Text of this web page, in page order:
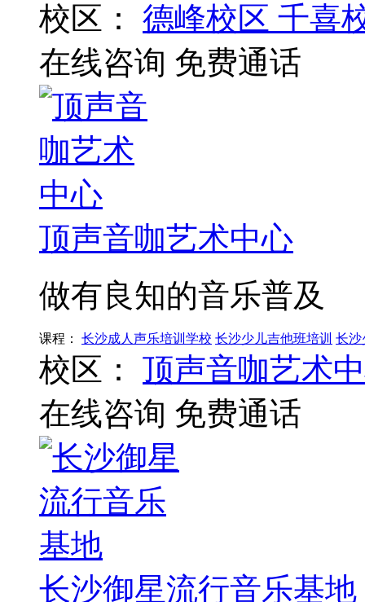
校区： 德峰校区 千喜
在线咨询 免费通话
顶声音咖艺术中心
做有良知的音乐普及
课程： 长沙成人声乐培训学校 长沙少儿吉他班培训 长沙
校区：
顶声音咖艺术
在线咨询 免费通话
长沙御星流行音乐基地